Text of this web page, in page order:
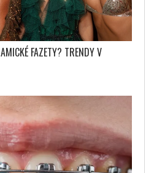
FAZETY? TRENDY V